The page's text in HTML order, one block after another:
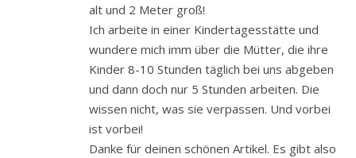
alt und 2 Meter groß!
Ich arbeite in einer Kindertagesstätte und
wundere mich imm über die Mütter, die ihre
Kinder 8-10 Stunden täglich bei uns abgeben
und dann doch nur 5 Stunden arbeiten. Die
wissen nicht, was sie verpassen. Und vorbei
ist vorbei!
Danke für deinen schönen Artikel. Es gibt also